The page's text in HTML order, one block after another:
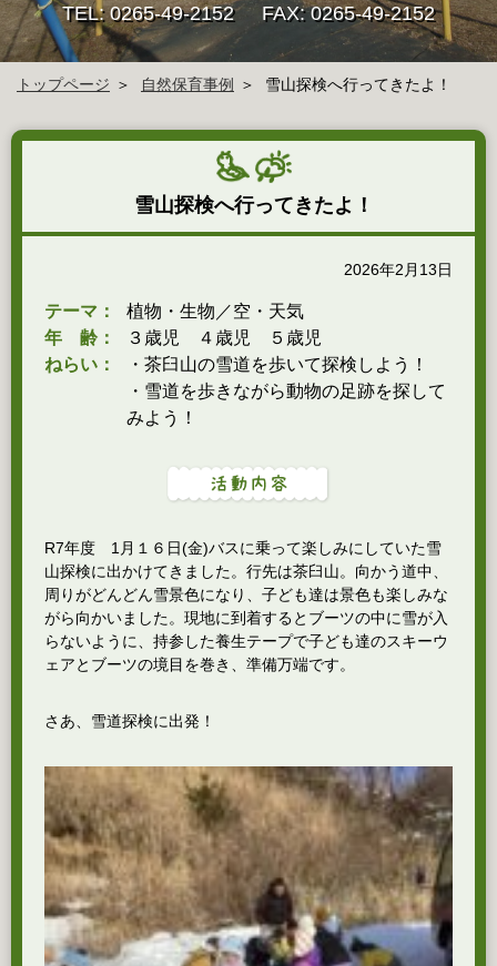
TEL: 0265‐49‐2152 FAX: 0265‐49‐2152
トップページ 自然保育事例 雪山探検へ行ってきたよ！
雪山探検へ行ってきたよ！
2026年2月13日
テーマ：
植物・生物／空・天気
年 齢：
３歳児 ４歳児 ５歳児
ねらい：
・茶臼山の雪道を歩いて探検しよう！
・雪道を歩きながら動物の足跡を探して
みよう！
R7年度 1月１６日(金)バスに乗って楽しみにしていた雪
山探検に出かけてきました。行先は茶臼山。向かう道中、
周りがどんどん雪景色になり、子ども達は景色も楽しみな
がら向かいました。現地に到着するとブーツの中に雪が入
らないように、持参した養生テープで子ども達のスキーウ
ェアとブーツの境目を巻き、準備万端です。
さあ、雪道探検に出発！